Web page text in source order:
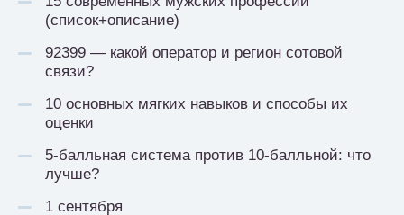
(список+описание)
92399 — какой оператор и регион сотовой
связи?
10 основных мягких навыков и способы их
оценки
5-балльная система против 10-балльной: что
лучше?
1 сентября